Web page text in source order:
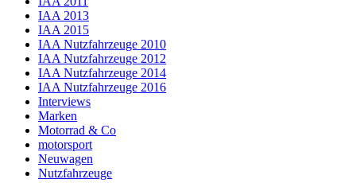
IAA 2013
IAA 2015
IAA Nutzfahrzeuge 2010
IAA Nutzfahrzeuge 2012
IAA Nutzfahrzeuge 2014
IAA Nutzfahrzeuge 2016
Interviews
Marken
Motorrad & Co
motorsport
Neuwagen
Nutzfahrzeuge